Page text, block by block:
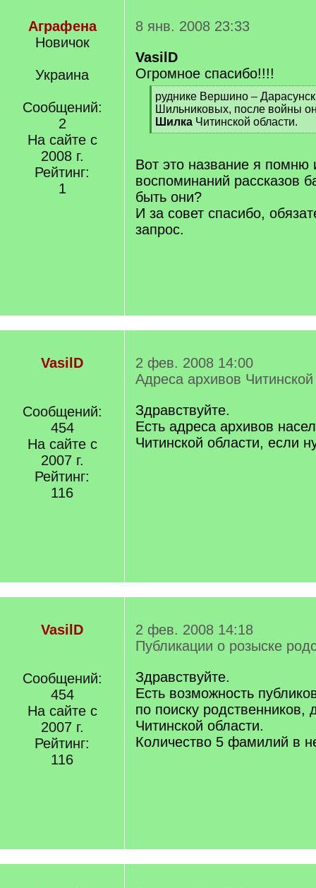
Аграфена
Новичок
Украина
Сообщений:
2
На сайте с
2008 г.
Рейтинг:
1
8 янв. 2008 23:33
VasilD
Огромное спасибо!!!!
[
q
]
руднике Вершино –
Шильниковых, после войны
Шилка Читинской области.
[
q
]
Вот это название я помню
воспоминаний рассказов
быть они?
И за совет спасибо,
запрос.
VasilD
Сообщений:
454
На сайте с
2007 г.
Рейтинг:
116
2 фев. 2008 14:00
Адреса архивов Читинской
Здравствуйте.
Есть адреса архивов
Читинской области, если
VasilD
Сообщений:
454
На сайте с
2007 г.
Рейтинг:
116
2 фев. 2008 14:18
Публикации о розыске
Здравствуйте.
Есть возможность
по поиску родственников,
Читинской области.
Количество 5 фамилий в